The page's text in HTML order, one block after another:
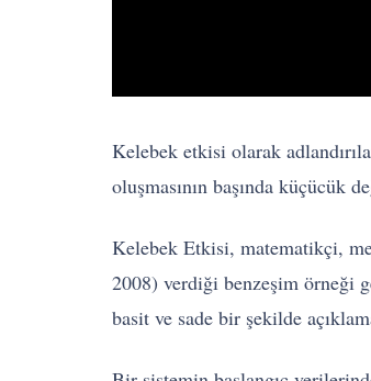
Kelebek etkisi olarak
oluşmasının başında küçücük
Kelebek Etkisi, matematikçi,
2008) verdiği benzeşim örneği
basit ve sade bir şekilde